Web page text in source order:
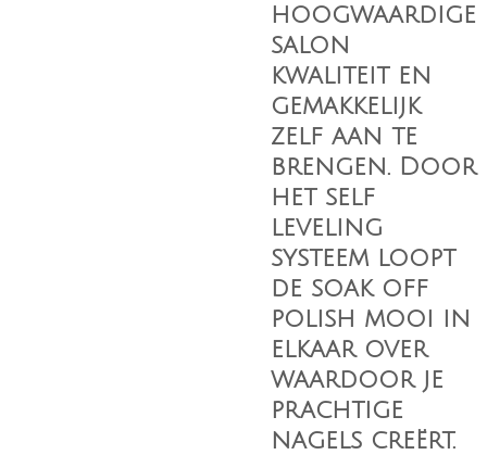
hoogwaardige
salon
kwaliteit en
gemakkelijk
zelf aan te
brengen. Door
het self
leveling
systeem loopt
de soak off
polish mooi in
elkaar over
waardoor je
prachtige
nagels creërt.